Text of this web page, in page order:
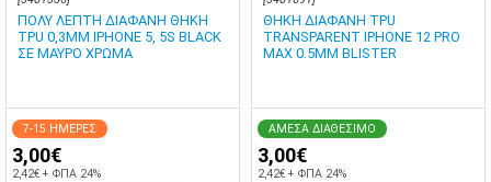
ΠΟΛΥ ΛΕΠΤΗ ΔΙΑΦΑΝΗ ΘΗΚΗ
TPU 0,3MM IPHONE 5, 5S BLACK
ΣΕ ΜΑΥΡΟ ΧΡΩΜΑ
7-15 ΗΜΕΡΕΣ
3,00€
2,42€ + ΦΠΑ 24%
ΘΗΚΗ ΔΙΑΦΑΝΗ TPU
TRANSPARENT IPHONE 12 PRO
MAX 0.5MM BLISTER
ΑΜΕΣΑ ΔΙΑΘΕΣΙΜΟ
3,00€
2,42€ + ΦΠΑ 24%